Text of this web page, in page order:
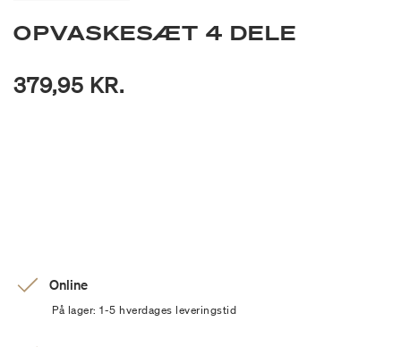
OPVASKESÆT 4 DELE
379,95 KR.
Online
På lager: 1-5 hverdages leveringstid